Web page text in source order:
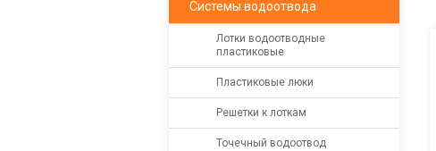
Системы водоотвода
Лотки водоотводные
пластиковые
Пластиковые люки
Решетки к лоткам
Точечный водоотвод